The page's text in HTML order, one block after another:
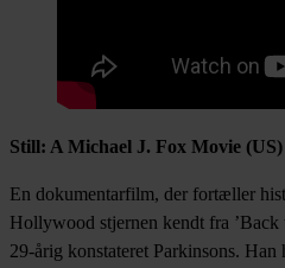
Still: A Michael J. Fox Movie (US)
En dokumentarfilm, der fortæller
Hollywood stjernen kendt fra
29-årig konstateret Parkinsons.